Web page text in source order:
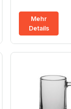
Mehr
Details